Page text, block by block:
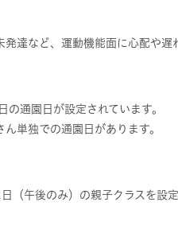
達など、運動機能面に心配や遅
通園日が設定されています。
単独での通園日があります。
（午後のみ）の親子クラスを設定